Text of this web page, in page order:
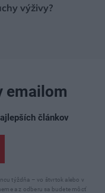
výživy?
emailom
článkov
týždňa – vo štvrtok alebo v
a z odberu sa budete môcť